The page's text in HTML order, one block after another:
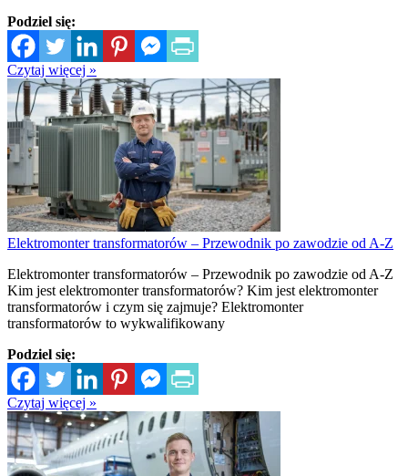
Podziel się:
Czytaj więcej »
Elektromonter transformatorów – Przewodnik po zawodzie od A-Z
Elektromonter transformatorów – Przewodnik po zawodzie od A-Z
Kim jest elektromonter transformatorów? Kim jest elektromonter
transformatorów i czym się zajmuje? Elektromonter
transformatorów to wykwalifikowany
Podziel się:
Czytaj więcej »